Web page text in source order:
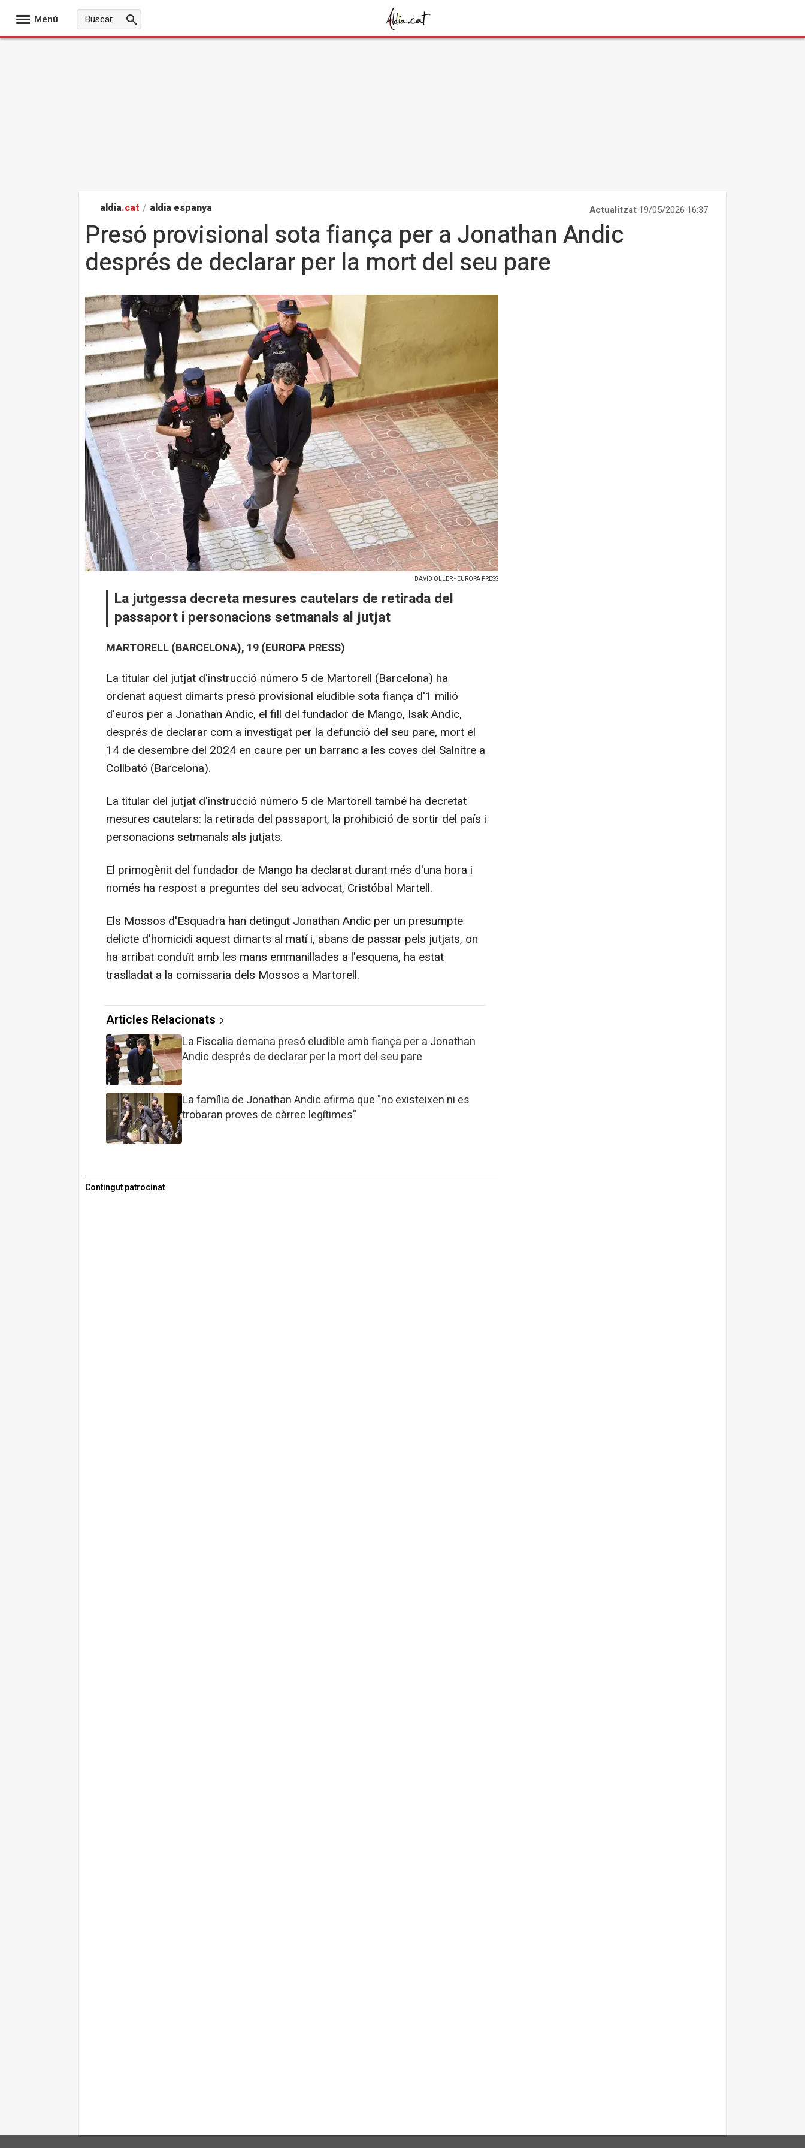
Menú
aldia.cat / aldia espanya Actualitzat 19/05/2026 16:37
Presó provisional sota fiança per a Jonathan Andic
després de declarar per la mort del seu pare
DAVID OLLER - EUROPA PRESS
La jutgessa decreta mesures cautelars de retirada del
passaport i personacions setmanals al jutjat
MARTORELL (BARCELONA), 19 (EUROPA PRESS)
La titular del jutjat d'instrucció número 5 de Martorell (Barcelona) ha
ordenat aquest dimarts presó provisional eludible sota fiança d'1 milió
d'euros per a Jonathan Andic, el fill del fundador de Mango, Isak Andic,
després de declarar com a investigat per la defunció del seu pare, mort el
14 de desembre del 2024 en caure per un barranc a les coves del Salnitre a
Collbató (Barcelona).
La titular del jutjat d'instrucció número 5 de Martorell també ha decretat
mesures cautelars: la retirada del passaport, la prohibició de sortir del país i
personacions setmanals als jutjats.
El primogènit del fundador de Mango ha declarat durant més d'una hora i
només ha respost a preguntes del seu advocat, Cristóbal Martell.
Els Mossos d'Esquadra han detingut Jonathan Andic per un presumpte
delicte d'homicidi aquest dimarts al matí i, abans de passar pels jutjats, on
ha arribat conduït amb les mans emmanillades a l'esquena, ha estat
traslladat a la comissaria dels Mossos a Martorell.
Articles Relacionats
La Fiscalia demana presó eludible amb fiança per a Jonathan
Andic després de declarar per la mort del seu pare
La família de Jonathan Andic afirma que "no existeixen ni es
trobaran proves de càrrec legítimes"
Contingut patrocinat